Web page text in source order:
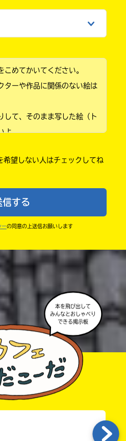
こめてかいてください。
ターや作品に関係のない絵は
して、そのまま写した絵（ト
よ。
介されないので、待ってて
ね。
、投稿した後の画面にバナー
介させてもらうことがある
ちがっていたりしないか、読
望しない人はチェックしてね
信する
ーの同意の上送信お願いします
本を飛び出して
みんなとおしゃべり
できる掲示板